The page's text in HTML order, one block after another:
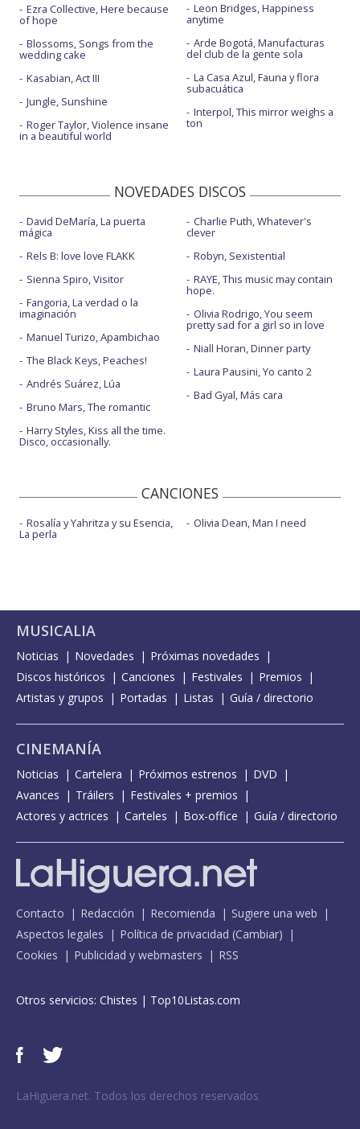
Ezra Collective, Here because
of hope
Blossoms, Songs from the
wedding cake
Kasabian, Act III
Jungle, Sunshine
Roger Taylor, Violence insane
in a beautiful world
Leon Bridges, Happiness
anytime
Arde Bogotá, Manufacturas
del club de la gente sola
La Casa Azul, Fauna y flora
subacuática
Interpol, This mirror weighs a
ton
NOVEDADES DISCOS
David DeMaría, La puerta
mágica
Rels B: love love FLAKK
Sienna Spiro, Visitor
Fangoria, La verdad o la
imaginación
Manuel Turizo, Apambichao
The Black Keys, Peaches!
Andrés Suárez, Lúa
Bruno Mars, The romantic
Harry Styles, Kiss all the time.
Disco, occasionally.
Charlie Puth, Whatever's
clever
Robyn, Sexistential
RAYE, This music may contain
hope.
Olivia Rodrigo, You seem
pretty sad for a girl so in love
Niall Horan, Dinner party
Laura Pausini, Yo canto 2
Bad Gyal, Más cara
CANCIONES
Rosalía y Yahritza y su Esencia,
La perla
Olivia Dean, Man I need
MUSICALIA
Noticias Novedades
Próximas novedades
Discos históricos
Canciones Festivales
Premios
Artistas y grupos
Portadas Listas Guía / directorio
CINEMANÍA
Noticias Cartelera Próximos estrenos
DVD
Avances
Tráilers
Festivales + premios
Actores y actrices
Carteles Box-office Guía / directorio
Contacto Redacción Recomienda
Sugiere una web
Aspectos legales
Política de privacidad (Cambiar)
Cookies
Publicidad y webmasters RSS
Otros servicios: Chistes | Top10Listas.com
LaHiguera.net. Todos los derechos reservados